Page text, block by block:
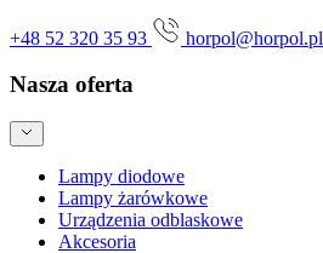
+48 52 320 35 93 horpol@horpol.pl
Nasza oferta
Lampy diodowe
Lampy żarówkowe
Urządzenia odblaskowe
Akcesoria